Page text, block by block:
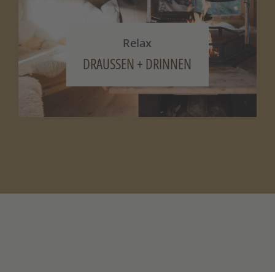
Relax
DRAUSSEN + DRINNEN